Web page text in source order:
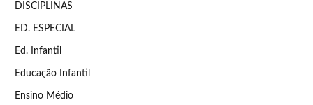
DISCIPLINAS
ED. ESPECIAL
Ed. Infantil
Educação Infantil
Ensino Médio